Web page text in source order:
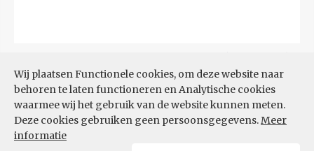
Wij plaatsen Functionele cookies, om deze website naar
behoren te laten functioneren en Analytische cookies
waarmee wij het gebruik van de website kunnen meten.
Deze cookies gebruiken geen persoonsgegevens.Meer
informatie
BIJSTANDSUITKERING PER
1.000 INWONERS
Filters